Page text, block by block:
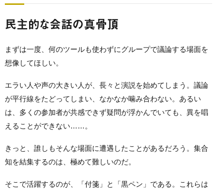
民主的な会話の真骨頂
まずは一度、何のツールも使わずにグループで議論する場面を
想像してほしい。
エラい人や声の大きい人が、長々と演説を始めてしまう。議論
が平行線をたどってしまい、なかなか噛み合わない。あるい
は、多くの参加者が共感できず疑問が浮かんでいても、異を唱
えることができない……。
きっと、誰しもそんな場面に遭遇したことがあるだろう。集合
知を結集するのは、極めて難しいのだ。
そこで活躍するのが、「付箋」と「黒ペン」である。これらは